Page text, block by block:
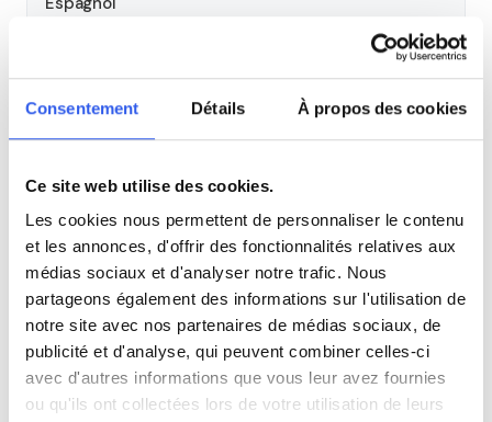
Consentement Détails À propos des cookies
Ce site web utilise des cookies.
Les cookies nous permettent de personnaliser le contenu
et les annonces, d'offrir des fonctionnalités relatives aux
médias sociaux et d'analyser notre trafic. Nous
partageons également des informations sur l'utilisation de
notre site avec nos partenaires de médias sociaux, de
publicité et d'analyse, qui peuvent combiner celles-ci
avec d'autres informations que vous leur avez fournies
ou qu'ils ont collectées lors de votre utilisation de leurs
Cours par niveau
Seconde Première
Autres lycées à proximité
Lycée polyvalent Cantau
Anglet
Lycée polyvalent privé Bernat Etxepare